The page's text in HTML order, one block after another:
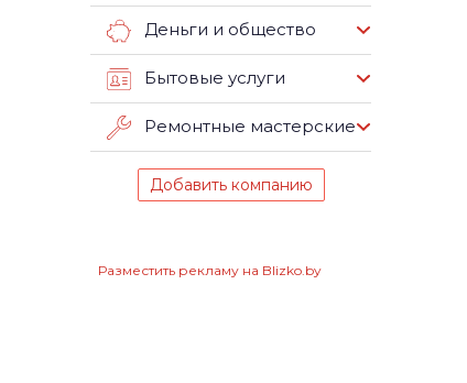
Деньги и общество
Бытовые услуги
Ремонтные мастерские
Добавить компанию
Разместить рекламу на Blizko.by